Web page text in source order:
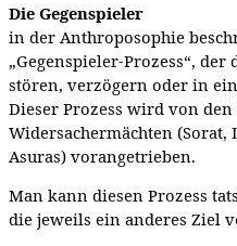
Die Gegenspieler
in der Anthroposophie
„Gegenspieler-Prozess“,
stören, verzögern oder in
Dieser Prozess wird von den
Widersachermächten
Asuras) vorangetrieben.
Man kann diesen Prozess
die jeweils ein anderes Ziel